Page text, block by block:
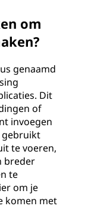
om
genaamd
Dit
of
invoegen
gebruikt
te voeren,
breder
te
om je
komen met